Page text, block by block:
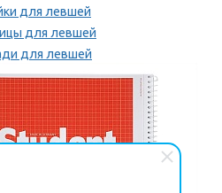
для левшей
для левшей
для левшей
для левшей